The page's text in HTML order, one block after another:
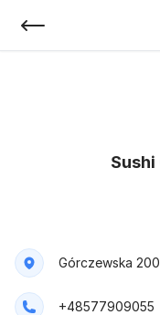
Górczewska
+48577909055